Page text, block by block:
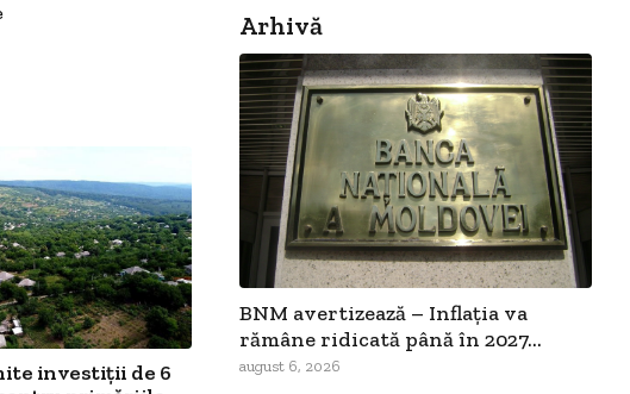
investiții de 6
Arhivă
BNM avertizează – Inflația va
rămâne ridicată până în 2027...
august 6, 2026